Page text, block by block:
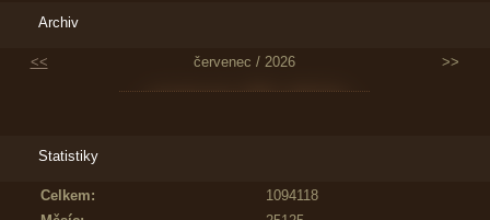
Archiv
<< červenec / 2026 >>
Statistiky
Celkem:
1094118